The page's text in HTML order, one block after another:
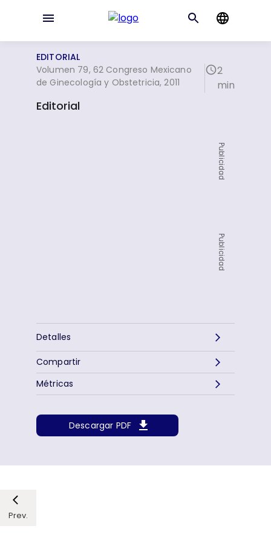
EDITORIAL
Volumen 79, 62 Congreso Mexicano
de Ginecología y Obstetricia, 2011
2
min
Editorial
Publicidad
Publicidad
Detalles
Descargar PDF
Métricas
Compartir
Prev.